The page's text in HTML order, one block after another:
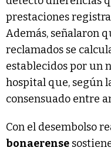
prestaciones
Además, señalaron
reclamados se
establecidos por un
hospital que, según
consensuado entre
Con el desembolso
bonaerense